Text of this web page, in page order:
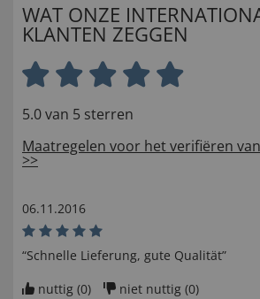
WAT ONZE
KLANTEN ZEGGEN
5.0 van 5 sterren
Maatregelen voor het verifiëren
>>
06.11.2016
“Schnelle Lieferung, gute Qualität”
nuttig (0) niet nuttig (0)